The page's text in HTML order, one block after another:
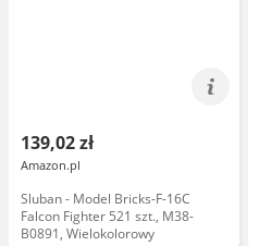
139,02 zł
Amazon.pl
Sluban - Model Bricks-F-16C
Falcon Fighter 521 szt., M38-
B0891, Wielokolorowy